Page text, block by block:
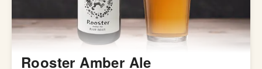
Rooster Amber Ale